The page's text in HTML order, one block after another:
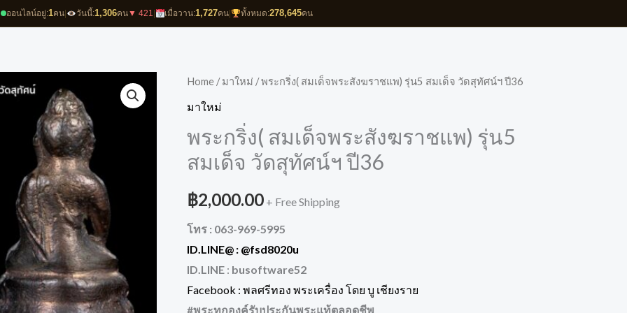
ออนไลน์อยู่:1คน วันนี้:1,306คน▼ 421 เมื่อวาน:1,727คน ทั้งหมด:278,645คน
Home /มาใหม่ / พระกริ่ง( สมเด็จพระสังฆราชแพ) รุ่น5 สมเด็จ วัดสุทัศน์ฯ ปี36
มาใหม่
พระกริ่ง( สมเด็จพระสังฆราชแพ) รุ่น5
สมเด็จ วัดสุทัศน์ฯ ปี36
฿2,000.00 + Free Shipping
โทร : 063-969-5995
ID.LINE@ : @fsd8020u
ID.LINE : busoftware52
Facebook : พลศรีทอง พระเครื่อง โดย บู เชียงราย
#พระทุกองค์รับประกันพระแท้ตลอดชีพ